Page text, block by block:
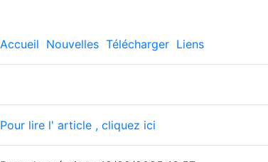
Accueil Nouvelles Télécharger Liens
Pour lire l' article , cliquez ici